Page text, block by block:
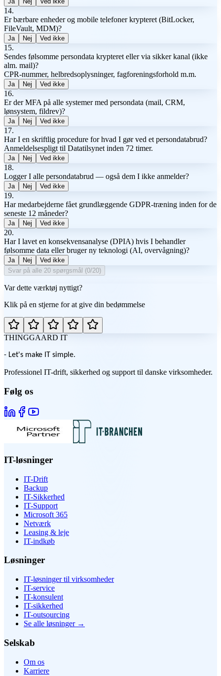
14.
Er bærbare enheder og mobile telefoner krypteret (BitLocker,
FileVault, MDM)?
Ja Nej Ved ikke
15.
Sendes følsomme persondata krypteret eller via sikker kanal (ikke
alm. mail)?
CPR-nummer, helbredsoplysninger, fagforeningsforhold m.m.
Ja Nej Ved ikke
16.
Er der MFA på alle systemer med persondata (mail, CRM,
lønsystem, fildrev)?
Ja Nej Ved ikke
17.
Har I en skriftlig procedure for hvad I gør ved et persondatabrud?
Anmeldelsespligt til Datatilsynet inden 72 timer.
Ja Nej Ved ikke
18.
Logger I alle persondatabrud — også dem I ikke anmelder?
Ja Nej Ved ikke
19.
Har medarbejderne fået grundlæggende GDPR-træning inden for de
seneste 12 måneder?
Ja Nej Ved ikke
20.
Har I lavet en konsekvensanalyse (DPIA) hvis I behandler
følsomme data eller bruger ny teknologi (AI, overvågning)?
Ja Nej
Ved ikke
Svar på alle 20 spørgsmål (0/20)
Var dette værktøj nyttigt?
Klik på en stjerne for at give din bedømmelse
THINGGAARD IT
- Let's make IT simple.
Professionel IT-drift, sikkerhed og support til danske virksomheder.
Følg os
IT-løsninger
IT-Drift
Backup
IT-Sikkerhed
IT-Support
Microsoft 365
Netværk
Leasing & leje
IT-indkøb
Løsninger
IT-løsninger til virksomheder
IT-service
IT-konsulent
IT-sikkerhed
IT-outsourcing
Se alle løsninger→
Selskab
Om os
Karriere